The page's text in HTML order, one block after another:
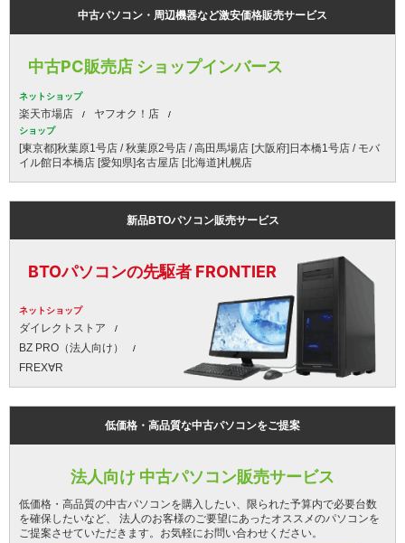
中古パソコン・周辺機器など激安価格販売サービス
中古PC販売店 ショップインバース
ネットショップ
楽天市場店 ヤフオク！店
ショップ
[東京都]秋葉原1号店 / 秋葉原2号店 / 高田馬場店 [大阪府]日本橋1号店 / モバ
イル館日本橋店 [愛知県]名古屋店 [北海道]札幌店
新品BTOパソコン販売サービス
BTOパソコンの先駆者 FRONTIER
ネットショップ
ダイレクトストア
BZ PRO（法人向け）
FREX∀R
低価格・高品質な中古パソコンをご提案
法人向け 中古パソコン販売サービス
低価格・高品質の中古パソコンを購入したい、限られた予算内で必要台数
を確保したいなど、 法人のお客様のご要望にあったオススメのパソコンを
ご提案させていただきます。お気軽にお問い合わせください。